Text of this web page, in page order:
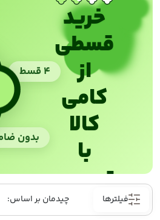
خرید
قسطی
از
کامی
کالا
با
ترب‌پی
۴ قسط
بدون
فیلترها